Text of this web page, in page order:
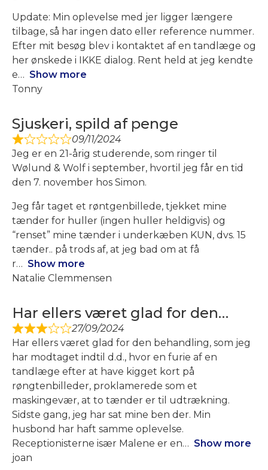
Update: Min oplevelse med jer ligger længere
tilbage, så har ingen dato eller reference nummer.
Efter mit besøg blev i kontaktet af en tandlæge og
her ønskede i IKKE dialog. Rent held at jeg kendte
e
Show more
Tonny
Sjuskeri, spild af penge
09/11/2024
Jeg er en 21-årig studerende, som ringer til
Wølund & Wolf i september, hvortil jeg får en tid
den 7. november hos Simon.
Jeg får taget et røntgenbillede, tjekket mine
tænder for huller (ingen huller heldigvis) og
“renset” mine tænder i underkæben KUN, dvs. 15
tænder.. på trods af, at jeg bad om at få
r
Show more
Natalie Clemmensen
Har ellers været glad for den…
27/09/2024
Har ellers været glad for den behandling, som jeg
har modtaget indtil d.d., hvor en furie af en
tandlæge efter at have kigget kort på
røngtenbilleder, proklamerede som et
maskingevær, at to tænder er til udtrækning.
Sidste gang, jeg har sat mine ben der. Min
husbond har haft samme oplevelse.
Receptionisterne især Malene er en
Show more
joan